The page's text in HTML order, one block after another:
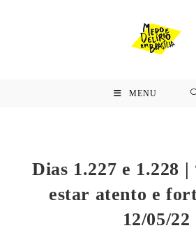
MENU
Dias 1.227 e 1.228 |
estar atento e
12/05/22